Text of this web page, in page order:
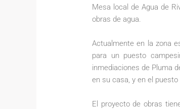
Mesa local de Agua de
obras de agua.
Actualmente en la zona
para un puesto
inmediaciones de Pluma
en su casa, y en el
El proyecto de obras